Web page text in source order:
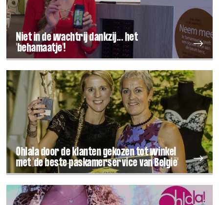
Niet in de wachtrij dankzij... het
'behamaatje'!
Ohlala door de klanten gekozen tot winkel
met 'de beste paskamerservice van België'